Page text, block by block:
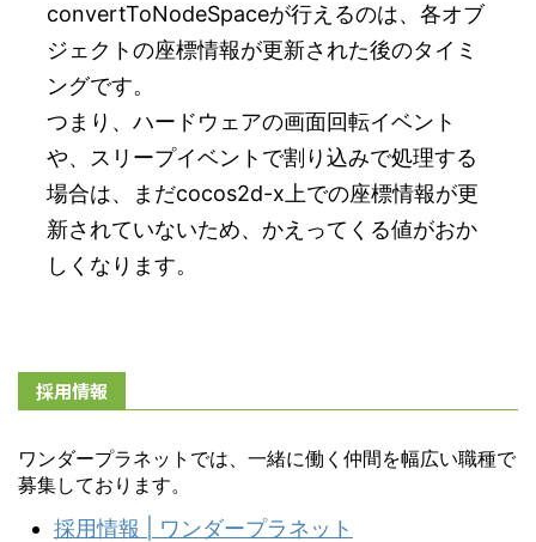
convertToNodeSpaceが行えるのは、各オブ
ジェクトの座標情報が更新された後のタイミ
ングです。
つまり、ハードウェアの画面回転イベント
や、スリープイベントで割り込みで処理する
場合は、まだcocos2d-x上での座標情報が更
新されていないため、かえってくる値がおか
しくなります。
採用情報
ワンダープラネットでは、一緒に働く仲間を幅広い職種で
募集しております。
採用情報 | ワンダープラネット